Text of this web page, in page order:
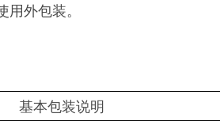
外包装。
装说明